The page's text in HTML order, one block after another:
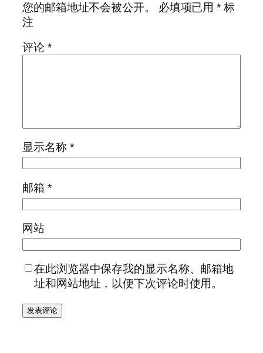
您的邮箱地址不会被公开。
必填项已用* 标
注
评论 *
显示名称 *
邮箱 *
网站
在此浏览器中保存我的显示名称、邮箱地
址和网站地址，以便下次评论时使用。